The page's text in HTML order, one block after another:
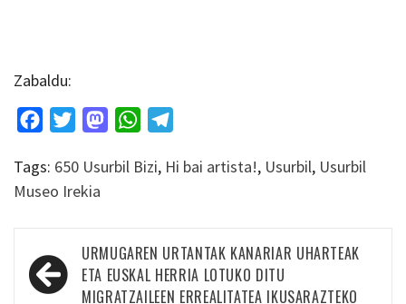
Zabaldu:
FacebookTwitterMastodonWhatsApp
Tags: 650 Usurbil Bizi, Hi bai artista!, Usurbil, Usurbil
Museo Irekia
Bidalketetan
zehar
URMUGAREN URTANTAK KANARIAR UHARTEAK
ETA EUSKAL HERRIA LOTUKO DITU
MIGRATZAILEEN ERREALITATEA IKUSARAZTEKO